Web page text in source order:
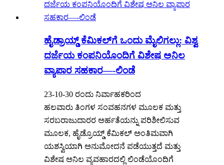
ಹೈಡ್ರಾಯ್ಡ್ ಕೆಮಿಕಲ್‌ಗೆ ಒಂದು ಮೈಲಿಗಲ್ಲು: ವಿಶ್ವ
ದರ್ಜೆಯ ಕಂಪನಿಯೊಂದಿಗೆ ವಿಶೇಷ ಅನಿಲ
ವ್ಯಾಪಾರ ಸಹಕಾರ—-ಲಿಂಡೆ
23-10-30 ರಂದು ನಿರ್ವಾಹಕರಿಂದ
ಹಲವಾರು ತಿಂಗಳ ಸಂವಹನಗಳ ಮೂಲಕ ಮತ್ತು
ಸರಬರಾಜುದಾರರ ಅರ್ಹತೆಯನ್ನು ಪರಿಶೀಲಿಸುವ
ಮೂಲಕ, ಹೈಡ್ರೊಯ್ಡ್ ಕೆಮಿಕಲ್ ಅಂತಿಮವಾಗಿ
ಯಶಸ್ವಿಯಾಗಿ ಅನುಮೋದನೆ ಪಡೆಯುತ್ತದೆ ಮತ್ತು
ವಿಶೇಷ ಅನಿಲ ವ್ಯವಹಾರದಲ್ಲಿ ಲಿಂಡೆಯೊಂದಿಗೆ